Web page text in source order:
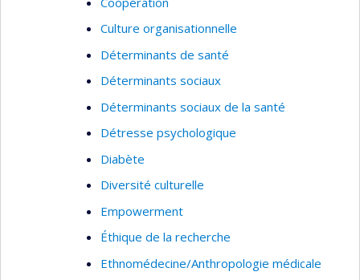
Culture organisationnelle
Déterminants de santé
Déterminants sociaux
Déterminants sociaux de la santé
Détresse psychologique
Diabète
Diversité culturelle
Empowerment
Éthique de la recherche
Ethnomédecine/Anthropologie médicale